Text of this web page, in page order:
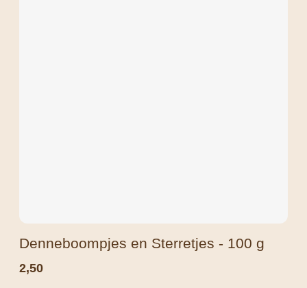
Denneboompjes en Sterretjes - 100 g
2,50